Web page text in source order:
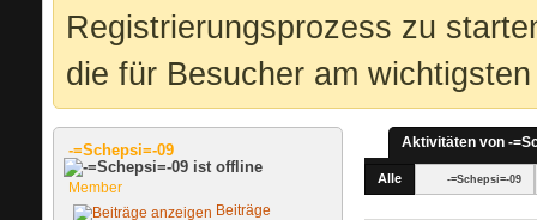
Registrierungsprozess zu
die für Besucher am
-=Schepsi=-09
Member
Beiträge
Aktivitäten von -
Alle -=Schepsi=-09